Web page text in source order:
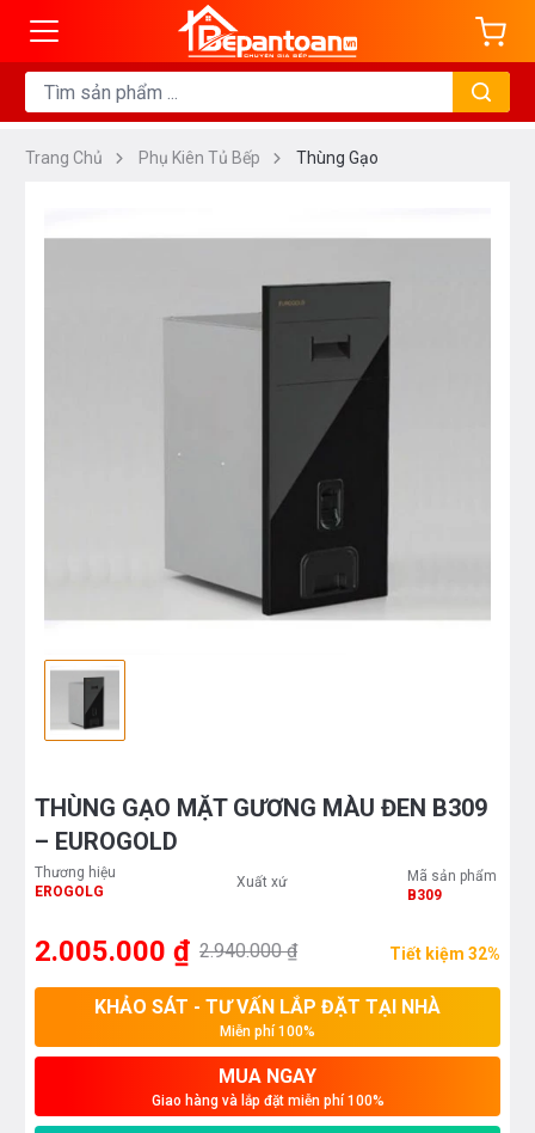
Trang Chủ Phụ Kiên Tủ Bếp Thùng Gạo
THÙNG GẠO MẶT GƯƠNG MÀU ĐEN B309
– EUROGOLD
Thương hiệu
EROGOLG
Xuất xứ
Mã sản phẩm
B309
2.005.000 ₫ 2.940.000 ₫ Tiết kiệm 32%
KHẢO SÁT - TƯ VẤN LẮP ĐẶT TẠI NHÀ
Miễn phí 100%
MUA NGAY
Giao hàng và lắp đặt miễn phí 100%